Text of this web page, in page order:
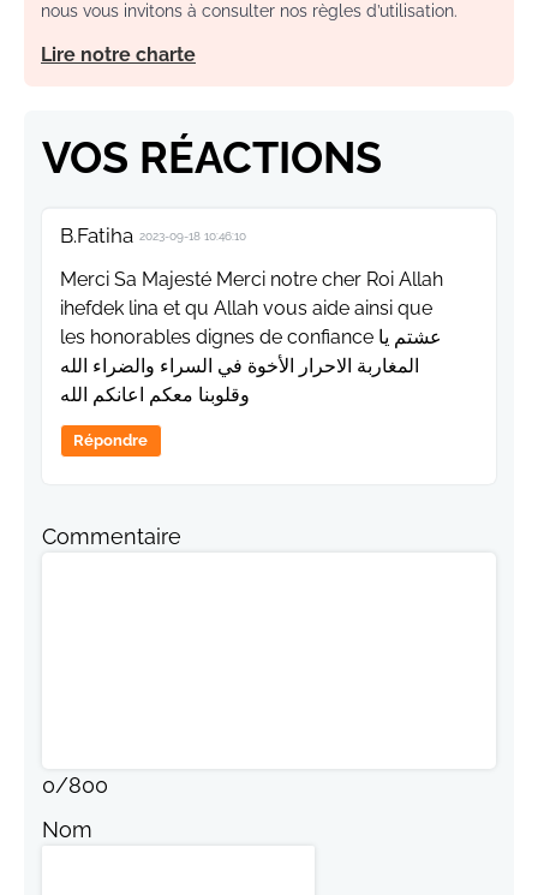
nous vous invitons à consulter nos règles d’utilisation.
Lire notre charte
VOS RÉACTIONS
B.Fatiha 2023-09-18 10:46:10
Merci Sa Majesté Merci notre cher Roi Allah
ihefdek lina et qu Allah vous aide ainsi que
les honorables dignes de confiance عشتم يا
المغاربة الاحرار الأخوة في السراء والضراء الله
وقلوبنا معكم اعانكم الله
Répondre
Commentaire
0/800
Nom